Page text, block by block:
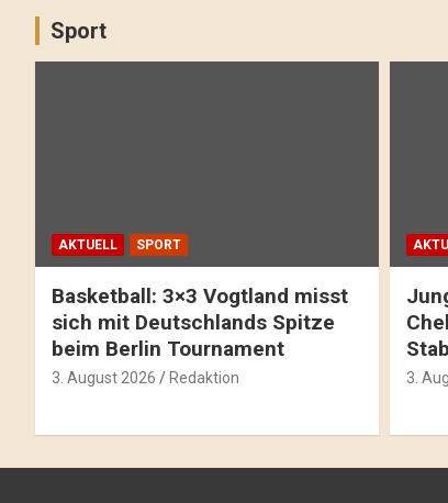
Sport
AKTUELL SPORT
Basketball: 3×3 Vogtland misst
sich mit Deutschlands Spitze
beim Berlin Tournament
3. August 2026 Redaktion 3.